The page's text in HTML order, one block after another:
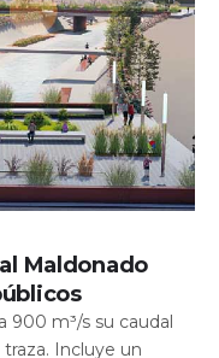
Maldonado
900 m³/s su caudal
Incluye un